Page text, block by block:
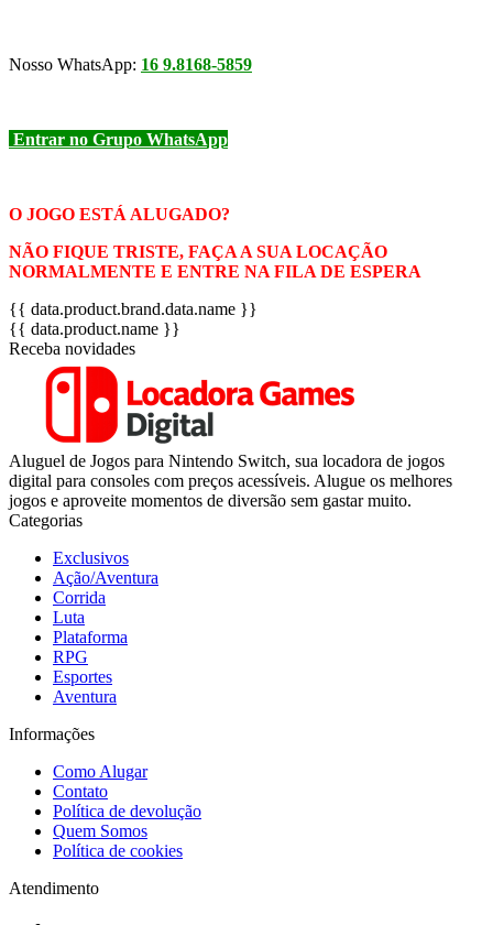
Nosso WhatsApp: 16 9.8168-5859
Entrar no Grupo WhatsApp
O JOGO ESTÁ ALUGADO?
NÃO FIQUE TRISTE, FAÇA A SUA LOCAÇÃO
NORMALMENTE E ENTRE NA FILA DE ESPERA
{{ data.product.brand.data.name }}
{{ data.product.name }}
Receba novidades
Aluguel de Jogos para Nintendo Switch, sua locadora de jogos
digital para consoles com preços acessíveis. Alugue os melhores
jogos e aproveite momentos de diversão sem gastar muito.
Categorias
Exclusivos
Ação/Aventura
Corrida
Luta
Plataforma
RPG
Esportes
Aventura
Informações
Como Alugar
Contato
Política de devolução
Quem Somos
Política de cookies
Atendimento